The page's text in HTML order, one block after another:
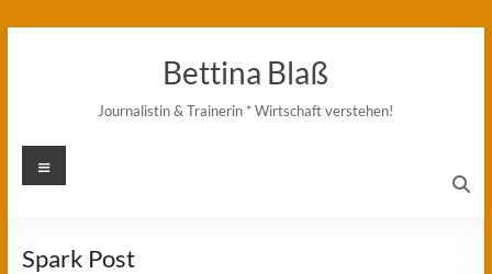
Bettina Blaß
Journalistin & Trainerin * Wirtschaft verstehen!
Menü
Spark Post